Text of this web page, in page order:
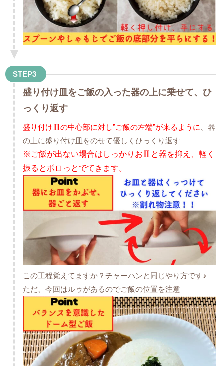
STEP3
盛り付け皿をご飯の入った器の上に乗せて、ひ
っくり返す
盛り付け皿の中心部に対し”ご飯の左端”が来るように
、器
の上に盛り付け皿をのせて優しくひっくり返す
※ご飯が出ない場合はしっかりお皿と器を抑え、軽く
振るとポロっとでてきます。
この工程覚えてますか？チャーハンと同じやり方です♪
ただ、今回はルゥがあるのでご飯の位置を注意